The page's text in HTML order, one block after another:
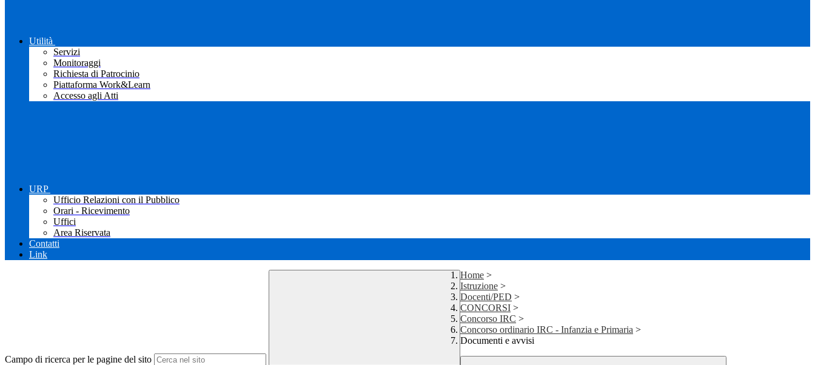
Utilità
Servizi
Monitoraggi
Richiesta di Patrocinio
Piattaforma Work&Learn
Accesso agli Atti
URP
Ufficio Relazioni con il Pubblico
Orari - Ricevimento
Uffici
Area Riservata
Contatti
Link
Campo di ricerca per le pagine del sito
Home >
Istruzione >
Docenti/PED >
CONCORSI >
Concorso IRC >
Concorso ordinario IRC - Infanzia e Primaria >
Documenti e avvisi